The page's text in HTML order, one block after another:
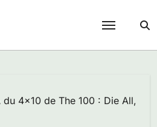
du 4×10 de The 100 : Die All,